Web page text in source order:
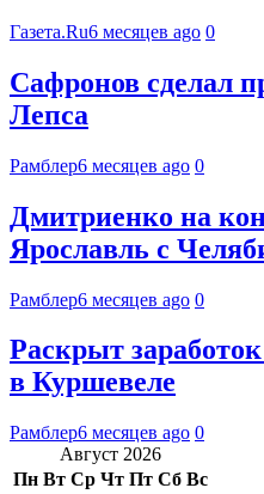
Газета.Ru6 месяцев ago 0
Сафронов сделал
Лепса
Рамблер6 месяцев ago 0
Дмитриенко на
Ярославль с
Рамблер6 месяцев ago 0
Раскрыт
в Куршевеле
Рамблер6 месяцев ago 0
Август 2026
Пн Вт Ср Чт Пт Сб Вс